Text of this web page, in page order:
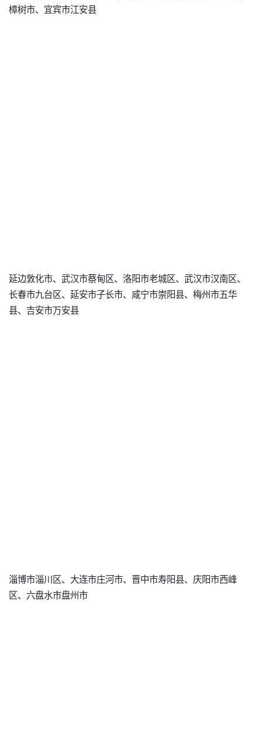
樟树市、宜宾市江安县
延边敦化市、武汉市蔡甸区、洛阳市老城区、武汉市汉南区、
长春市九台区、延安市子长市、咸宁市崇阳县、梅州市五华
县、吉安市万安县
淄博市淄川区、大连市庄河市、晋中市寿阳县、庆阳市西峰
区、六盘水市盘州市